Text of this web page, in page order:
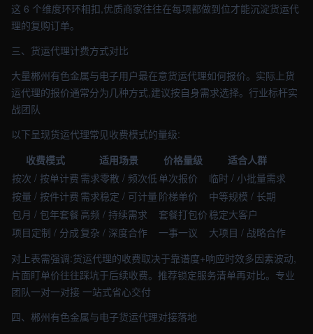
这 6 个维度环环相扣,优质商家往往在每项都做到位才能沉淀货运代
理的复购订单。
三、货运代理计费方式对比
大量郴州有色金属与电子用户最在意货运代理如何报价。实际上货
运代理的报价通常分为几种方式,建议按自身需求选择。行业标杆实
战团队
以下呈现货运代理常见收费模式的量级:
收费模式
适用场景 价格量级
适合人群
按次 / 按单计费 需求零散 / 频次低单次报价
临时 / 小批量需求
按量 / 按件计费 需求稳定 / 可计量 阶梯单价
中等规模 / 长期
包月 / 包年套餐 高频 / 持续需求 套餐打包价稳定大客户
项目定制 / 分成复杂 / 深度合作 一事一议
大项目 / 战略合作
对上表需强调:货运代理的收费取决于靠谱度+响应时效多因素波动,
片面盯单价往往踩坑于后续收费。推荐锁定服务清单再对比。专业
团队一对一对接 一站式省心交付
四、郴州有色金属与电子货运代理对接落地